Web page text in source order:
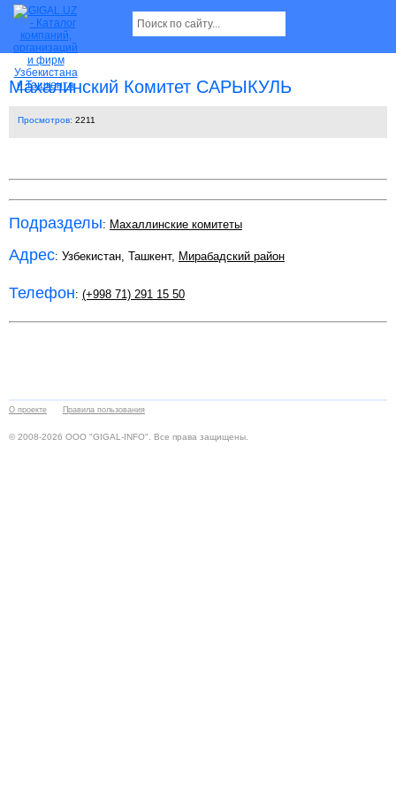
Махалинский Комитет САРЫКУЛЬ
Просмотров: 2211
Подразделы: Махаллинские комитеты
Адрес: Узбекистан, Ташкент, Мирабадский район
Телефон: (+998 71) 291 15 50
О проекте Правила пользования
© 2008-2026 ООО "GIGAL-INFO". Все права защищены.